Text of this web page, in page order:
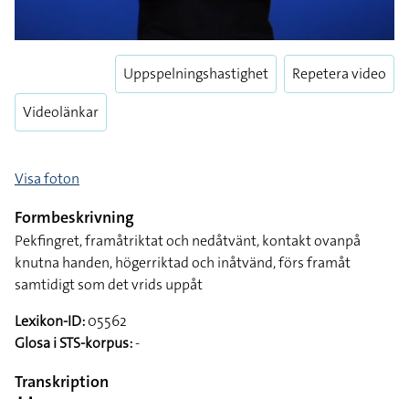
Videolänkar
Uppspelningshastighet Repetera video
Visa foton
Formbeskrivning
Pekfingret, framåtriktat och nedåtvänt, kontakt ovanpå
knutna handen, högerriktad och inåtvänd, förs framåt
samtidigt som det vrids uppåt
Lexikon-ID:05562
Glosa i STS-korpus:-
Transkription